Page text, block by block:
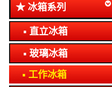
冰箱系列
直立冰箱
玻璃冰箱
工作冰箱